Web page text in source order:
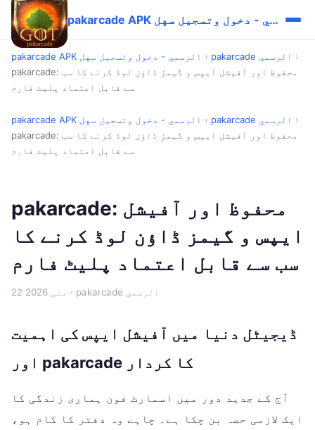
pakarcade APK الرسمي - دخول وتسجيل سهل
pakarcade APK الرسمي - دخول وتسجيل سهل › pakarcade الرسمي ›
pakarcade: محفوظ اور آفیشل ایپس و گیمز ڈاؤن لوڈ کرنے کا سب
سے قابل اعتماد پلیٹ فارم
pakarcade APK الرسمي - دخول وتسجيل سهل › pakarcade الرسمي ›
pakarcade: محفوظ اور آفیشل ایپس و گیمز ڈاؤن لوڈ کرنے کا سب
سے قابل اعتماد پلیٹ فارم
pakarcade: محفوظ اور آفیشل
ایپس و گیمز ڈاؤن لوڈ کرنے کا
سب سے قابل اعتماد پلیٹ فارم
22 مئی 2026 · pakarcade الرسمي
ڈیجیٹل دنیا میں آفیشل ایپس کی اہمیت
اور pakarcade کا کردار
آج کے جدید دور میں اسمارٹ فون ہماری زندگی کا
ایک لازمی حصہ بن چکا ہے۔ چاہے وہ دفتر کا کام ہو،